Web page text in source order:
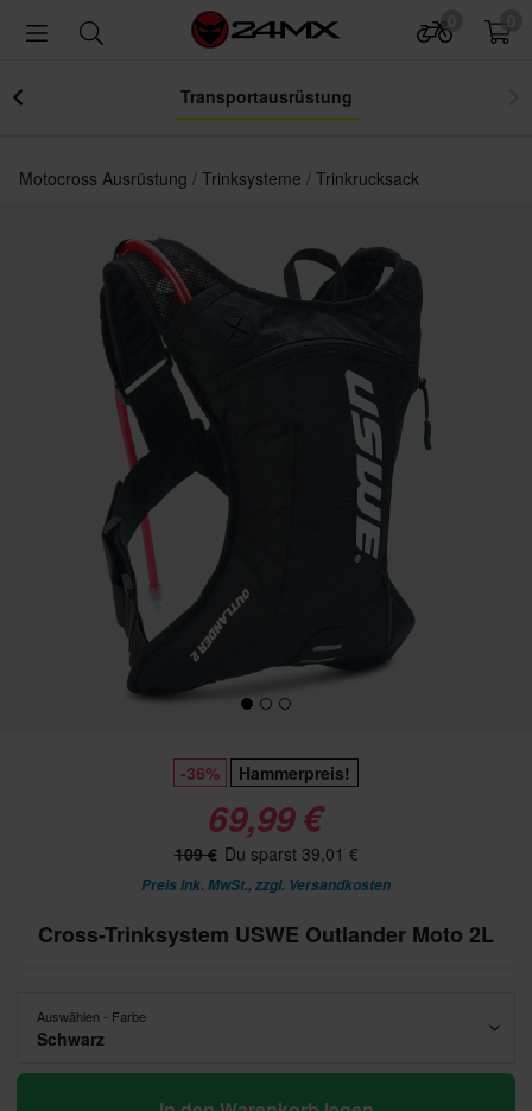
Transportausrüstung
Motocross Ausrüstung Trinksysteme Trinkrucksack
-36% Hammerpreis!
69,99 €
109 € Du sparst 39,01 €
Preis ink. MwSt., zzgl. Versandkosten
Cross-Trinksystem USWE Outlander Moto 2L
Auswählen - Farbe
Schwarz